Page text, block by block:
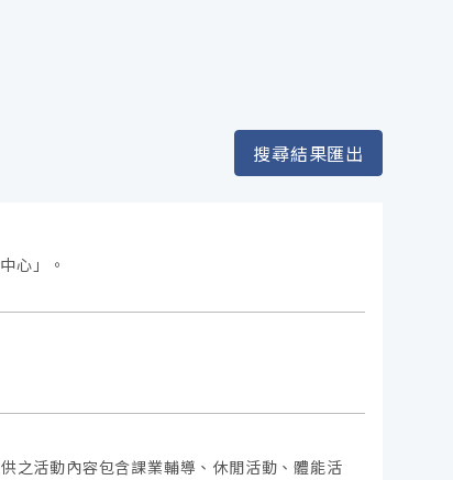
搜尋結果匯出
心」。
之活動內容包含課業輔導、休閒活動、體能活